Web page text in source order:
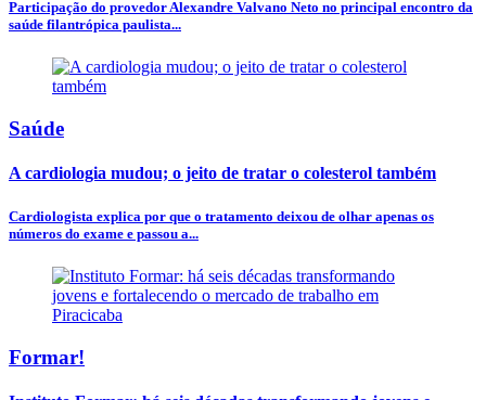
Participação do provedor Alexandre Valvano Neto no principal encontro da
saúde filantrópica paulista...
Saúde
A cardiologia mudou; o jeito de tratar o colesterol também
Cardiologista explica por que o tratamento deixou de olhar apenas os
números do exame e passou a...
Formar!